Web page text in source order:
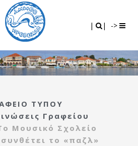
| | ->
ΤΥΠΟΥ
Γραφείου
Moυσικό Σχολείο
το «παζλ»